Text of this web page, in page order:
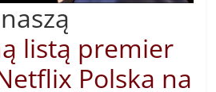
listą premier
Polska na